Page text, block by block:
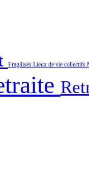
Fragilisés Lieux de vie collectifs